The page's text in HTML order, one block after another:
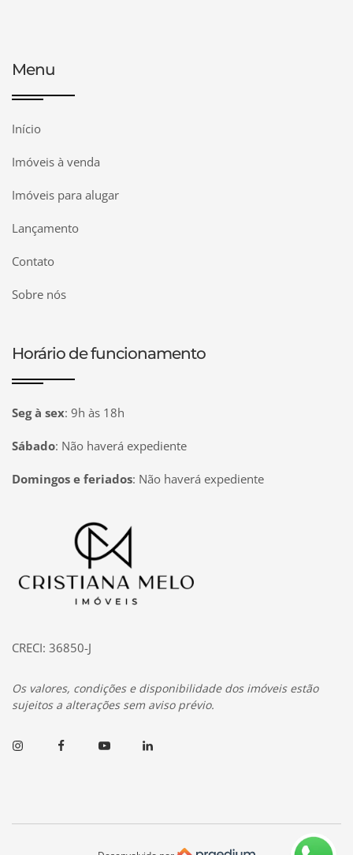
Menu
Início
Imóveis à venda
Imóveis para alugar
Lançamento
Contato
Sobre nós
Horário de funcionamento
Seg à sex: 9h às 18h
Sábado: Não haverá expediente
Domingos e feriados: Não haverá expediente
Página inicial
CRECI: 36850-J
Os valores, condições e disponibilidade dos imóveis estão
sujeitos a alterações sem aviso prévio.
InstagramFacebookYoutubeLinkedin